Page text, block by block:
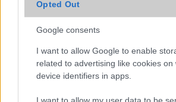
Opted Out
Google consents
I want to allow Google to enable
related to advertising like cookies on
device identifiers in apps.
Hivatalos képek és videós előzetesek
OnePlus 12R modellt
Felejtse el a zászlóshajókat, a OnePlus
választás!
Elérhető Magyarországon is a OnePlus
További hírek